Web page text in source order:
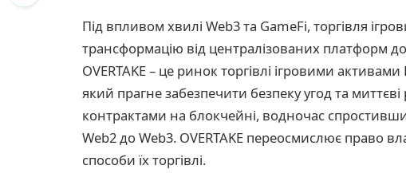
Під впливом хвилі Web3 та GameFi, торгівля
трансформацію від централізованих платформ
OVERTAKE – це ринок торгівлі ігровими
який прагне забезпечити безпеку угод та
контрактами на блокчейні, водночас
Web2 до Web3. OVERTAKE переосмислює право
способи їх торгівлі.